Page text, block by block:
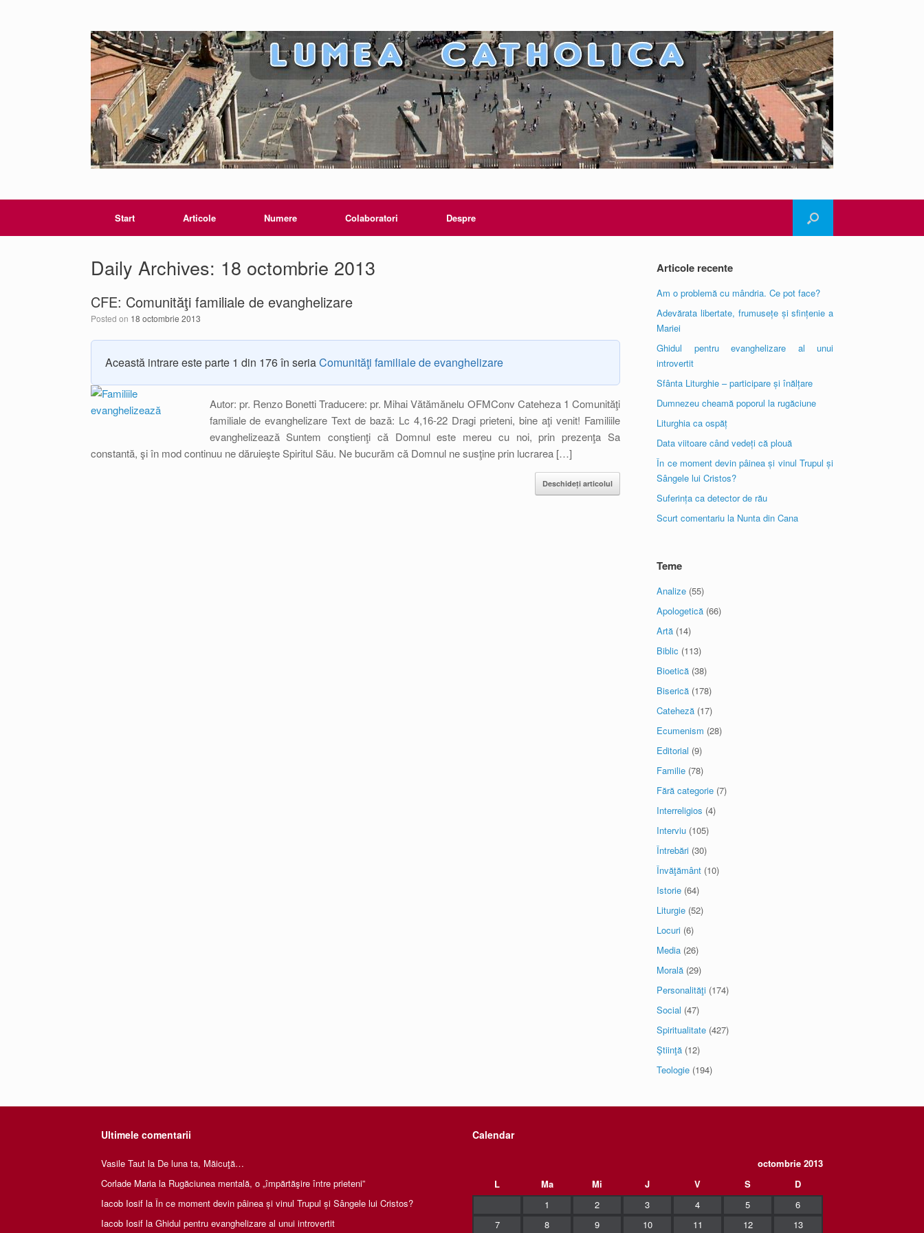
Start Articole Numere Colaboratori Despre
Daily Archives: 18 octombrie 2013
CFE: Comunităţi familiale de evanghelizare
Posted on 18 octombrie 2013
Această intrare este parte 1 din 176 în seriaComunităţi familiale de evanghelizare
Autor: pr. Renzo Bonetti Traducere: pr. Mihai Vătămănelu OFMConv Cateheza 1 Comunităţi
familiale de evanghelizare Text de bază: Lc 4,16-22 Dragi prieteni, bine aţi venit! Familiile
evanghelizează Suntem conştienţi că Domnul este mereu cu noi, prin prezenţa Sa
constantă, şi în mod continuu ne dăruieşte Spiritul Său. Ne bucurăm că Domnul ne susţine prin lucrarea […]
Deschideți articolul
Articole recente
Am o problemă cu mândria. Ce pot face?
Adevărata libertate, frumusețe și sfințenie a
Mariei
Ghidul pentru evanghelizare al unui
introvertit
Sfânta Liturghie – participare și înălțare
Dumnezeu cheamă poporul la rugăciune
Liturghia ca ospăț
Data viitoare când vedeți că plouă
În ce moment devin pâinea și vinul Trupul și
Sângele lui Cristos?
Suferința ca detector de rău
Scurt comentariu la Nunta din Cana
Teme
Analize (55)
Apologetică (66)
Artă (14)
Biblic (113)
Bioetică (38)
Biserică (178)
Cateheză (17)
Ecumenism (28)
Editorial (9)
Familie (78)
Fără categorie (7)
Interreligios (4)
Interviu (105)
Întrebări (30)
Învăţământ (10)
Istorie (64)
Liturgie (52)
Locuri (6)
Media (26)
Morală (29)
Personalităţi (174)
Social (47)
Spiritualitate (427)
Ştiinţă (12)
Teologie (194)
Ultimele comentarii
Vasile Taut la De luna ta, Măicuţă…
Corlade Maria la Rugăciunea mentală, o „împărtăşire între prieteni”
Iacob Iosif la În ce moment devin pâinea și vinul Trupul și Sângele lui Cristos?
Iacob Iosif la Ghidul pentru evanghelizare al unui introvertit
Calendar
octombrie 2013
L
Ma Mi J V S
D
1
2 3 4 5
6
7
8 9 10 11 12 13